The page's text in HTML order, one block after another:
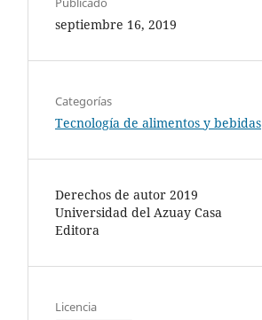
septiembre 16, 2019
Categorías
Tecnología de alimentos y bebidas
Derechos de autor 2019
Universidad del Azuay Casa
Editora
Licencia